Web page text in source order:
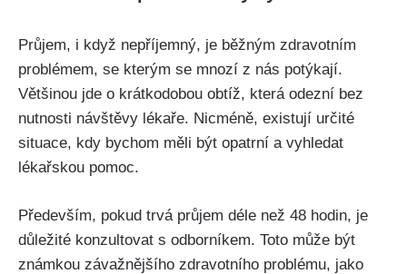
Průjem, i když nepříjemný, je běžným ⁣zdravotním‌
problémem, se kterým‍ se mnozí z nás potýkají.
Většinou jde o ‍krátkodobou obtíž, která odezní bez
nutnosti návštěvy lékaře. Nicméně, existují určité
situace,⁤ kdy bychom měli být opatrní a vyhledat
lékařskou pomoc.
Především, pokud trvá průjem déle​ než 48 hodin, je
důležité konzultovat s odborníkem. Toto může být
známkou závažnějšího zdravotního problému, jako